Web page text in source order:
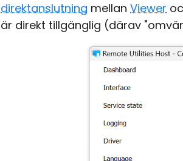
direktanslutning mellan Viewer
är direkt tillgänglig (därav